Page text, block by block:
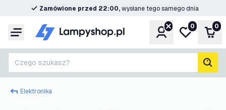
Zamówione przed 22:00,wysłane tego samego dnia
Menu KontoMoja lista
0 0
Czego szukasz?
Elektronika